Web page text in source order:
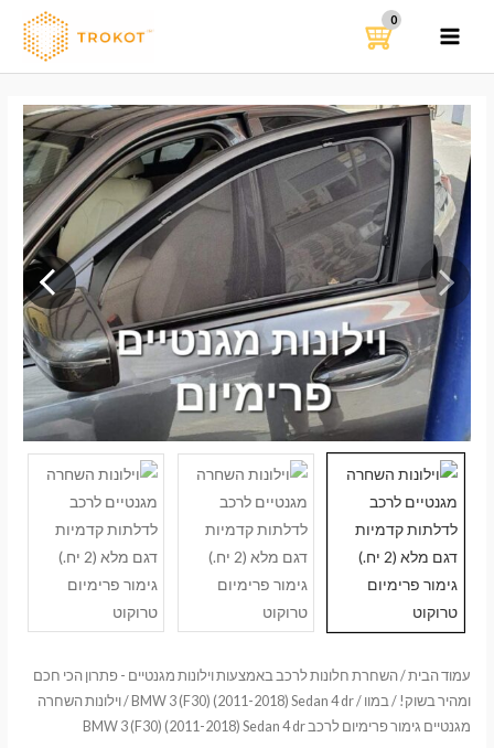
MAIN
עמוד הבית/השחרת חלונות לרכב באמצעות וילונות מגנטיים - פתרון הכי חכם
ומהיר בשוק! /במוו /
BMW 3 (F30) (2011-2018) Sedan 4 dr / וילונות השחרה
מגנטיים גימור פרימיום לרכב BMW 3 (F30) (2011-2018) Sedan 4 dr